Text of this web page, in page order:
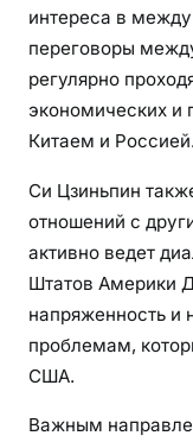
интереса в
переговоры
регулярно
экономических и
Китаем и Россией.
Си Цзиньпин
отношений с
активно ведет
Штатов Америки
напряженность и
проблемам,
США.
Важным